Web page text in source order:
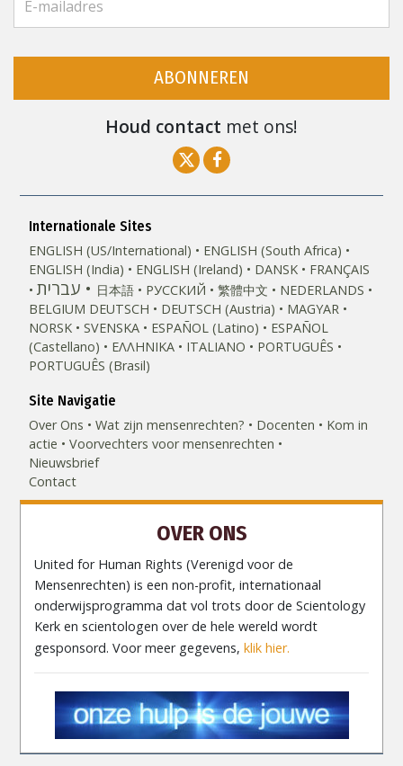
ABONNEREN
Houd contact met ons!
Internationale Sites
ENGLISH (US/International)
ENGLISH (South Africa)
ENGLISH (India)
ENGLISH (Ireland) DANSK FRANÇAIS
עברית 日本語 РУССКИЙ 繁體中文
NEDERLANDS
BELGIUM DEUTSCH DEUTSCH (Austria)
MAGYAR
NORSK
SVENSKA ESPAÑOL (Latino)
ESPAÑOL
(Castellano)
ΕΛΛΗΝΙΚA ITALIANO
PORTUGUÊS
PORTUGUÊS (Brasil)‎
Site Navigatie
Over Ons
Wat zijn mensenrechten? Docenten
Kom in
actie
Voorvechters voor mensenrechten
Nieuwsbrief
Contact
OVER ONS
United for Human Rights (Verenigd voor de
Mensenrechten) is een non-profit, internationaal
onderwijsprogramma dat vol trots door de Scientology
Kerk en scientologen over de hele wereld wordt
gesponsord. Voor meer gegevens,klik hier.